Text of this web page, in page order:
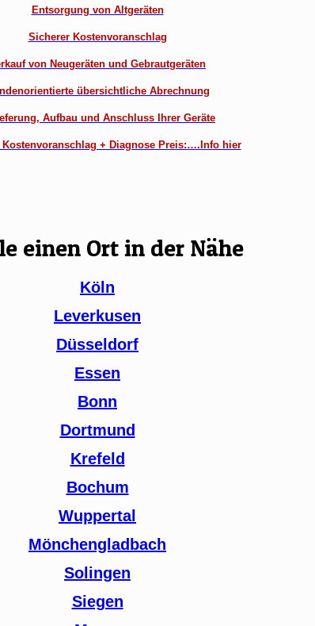
Entsorgung von Altgeräten
Sicherer Kostenvoranschlag
von Neugeräten und Gebrautgeräten
übersichtliche Abrechnung
Aufbau und Anschluss Ihrer Geräte
Kostenvoranschlag + Diagnose Preis:….Info hier
einen Ort in der Nähe
Köln
Leverkusen
Düsseldorf
Essen
Bonn
Dortmund
Krefeld
Bochum
Wuppertal
Mönchengladbach
Solingen
Siegen